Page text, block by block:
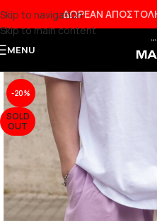
Skip to navigation
Skip to main content
ΔΩΡΕΑΝ
MENU
-20%
SOLD
OUT